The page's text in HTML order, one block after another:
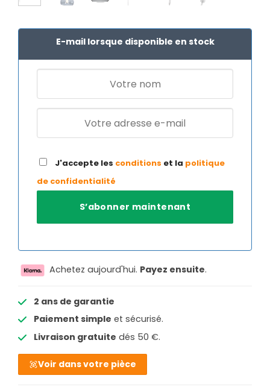
E-mail lorsque disponible en stock
J'accepte les conditions et la politique
de confidentialité
Achetez aujourd'hui. Payez ensuite.
2 ans de garantie
Paiement simple et sécurisé.
Livraison gratuite dés 50 €.
Voir dans votre pièce